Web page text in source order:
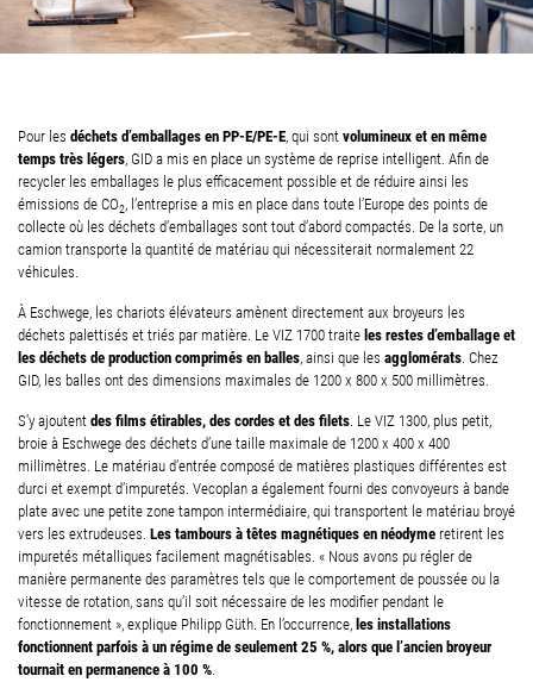
Pour les déchets d’emballages en PP-E/PE-E, qui sont volumineux et en même
temps très légers, GID a mis en place un système de reprise intelligent. Afin de
recycler les emballages le plus efficacement possible et de réduire ainsi les
émissions de CO2, l’entreprise a mis en place dans toute l’Europe des points de
collecte où les déchets d’emballages sont tout d’abord compactés. De la sorte, un
camion transporte la quantité de matériau qui nécessiterait normalement 22
véhicules.
À Eschwege, les chariots élévateurs amènent directement aux broyeurs les
déchets palettisés et triés par matière. Le VIZ 1700 traite les restes d’emballage et
les déchets de production comprimés en balles, ainsi que les agglomérats. Chez
GID, les balles ont des dimensions maximales de 1200 x 800 x 500 millimètres.
S’y ajoutent des films étirables, des cordes et des filets. Le VIZ 1300, plus petit,
broie à Eschwege des déchets d’une taille maximale de 1200 x 400 x 400
millimètres. Le matériau d’entrée composé de matières plastiques différentes est
durci et exempt d’impuretés. Vecoplan a également fourni des convoyeurs à bande
plate avec une petite zone tampon intermédiaire, qui transportent le matériau broyé
vers les extrudeuses. Les tambours à têtes magnétiques en néodyme retirent les
impuretés métalliques facilement magnétisables. « Nous avons pu régler de
manière permanente des paramètres tels que le comportement de poussée ou la
vitesse de rotation, sans qu’il soit nécessaire de les modifier pendant le
fonctionnement », explique Philipp Güth. En l’occurrence, les installations
fonctionnent parfois à un régime de seulement 25 %, alors que l’ancien broyeur
tournait en permanence à 100 %.